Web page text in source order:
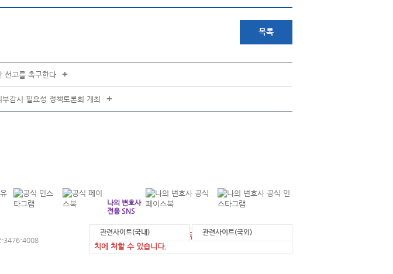
목록
선고를 촉구한다 +
감시 필요성 정책토론회 개최 +
나의 변호사
전용 SNS
3476-4008
본 홈페이지에 게시된 정보를 무단으로 사용한 경우 법적 조
치에 처할 수 있습니다.
관련사이트(국내) 관련사이트(국외)